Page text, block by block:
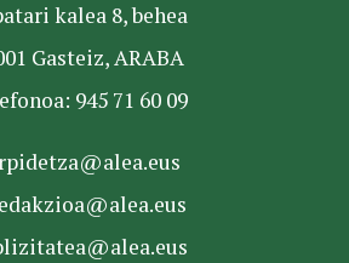
kalea 8, behea
Gasteiz, ARABA
945 71 60 09